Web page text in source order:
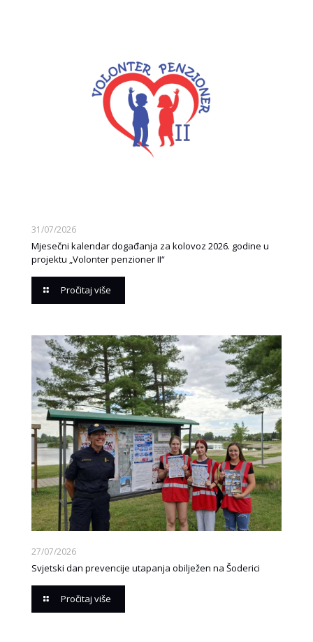
31/07/2026
Mjesečni kalendar događanja za kolovoz 2026. godine u
projektu „Volonter penzioner II“
Pročitaj više
27/07/2026
Svjetski dan prevencije utapanja obilježen na Šoderici
Pročitaj više